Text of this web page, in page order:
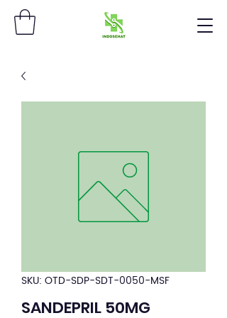
SKU: OTD-SDP-SDT-0050-MSF
SANDEPRIL 50MG